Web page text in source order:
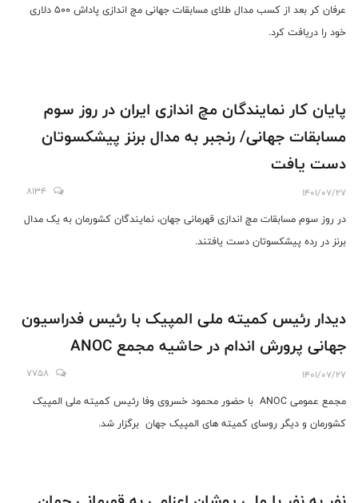
عرفان کر بعد از کسب مدال طلای مسابقات جهانی مچ اندازی پاداش 500 دلاری
خود را دریافت کرد.
پایان کار نمایندگان مچ اندازی ایران در روز سوم
مسابقات جهانی/ رنجبر به مدال برنز پیشکسوتان
دست یافت
1401/07/27
8134
در روز سوم مسابقات مچ اندازی قهرمانی جهان، نمایندگان کشورمان به یک مدال
برنز در رده پیشکسوتان دست یافتند.
دیدار رئیس کمیته ملی المپیک با رئیس فدراسیون
جهانی پرورش اندام در حاشیه مجمع ANOC
1401/07/27
7758
مجمع عمومی ANOC با حضور محمود خسروی وفا رئیس کمیته ملی المپیک
کشورمان و دیگر روسای کمیته های المپیک جهان برگزار شد.